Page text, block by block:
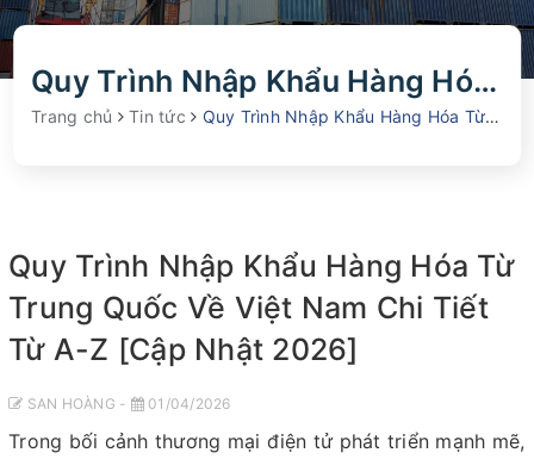
Quy Trình Nhập Khẩu Hàng Hóa Từ Trung Quốc Về Việt Nam Chi Tiết Từ A-Z
Trang chủ Tin tức Quy Trình Nhập Khẩu Hàng Hóa Từ Trung Quốc Về Việt Nam Chi Tiết Từ A-Z [Cập Nhật 2026]
Quy Trình Nhập Khẩu Hàng Hóa Từ
Trung Quốc Về Việt Nam Chi Tiết
Từ A-Z [Cập Nhật 2026]
SAN HOÀNG - 01/04/2026
Trong bối cảnh thương mại điện tử phát triển mạnh mẽ,